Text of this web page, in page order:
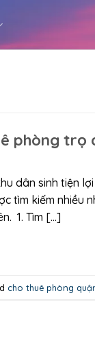
phòng trọ
tìm kiếm nhiều
1. Tìm […]
cho thuê phòng